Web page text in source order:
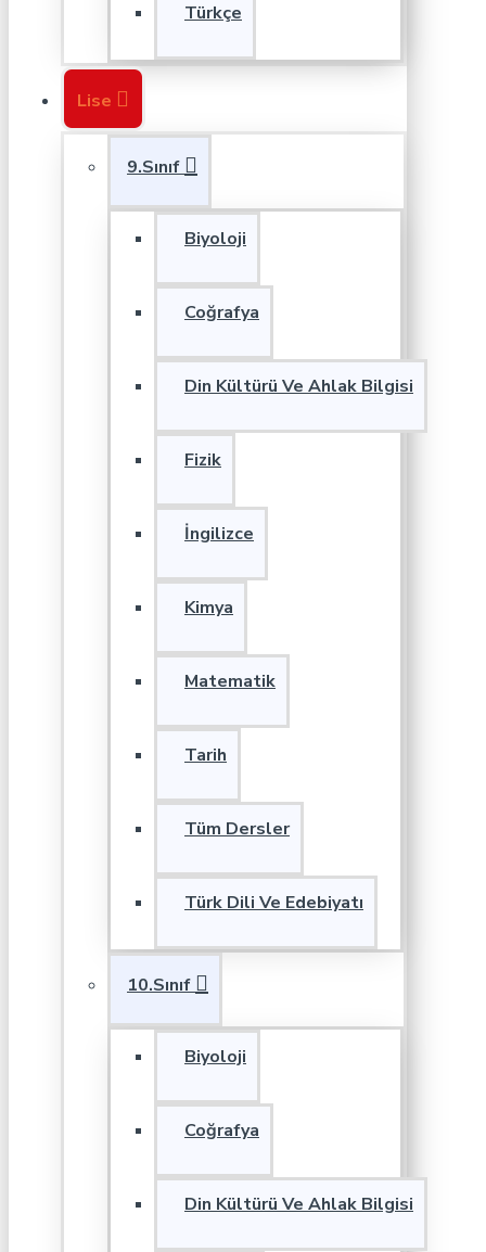
Türkçe
Lise
9.Sınıf
Biyoloji
Coğrafya
Din Kültürü Ve Ahlak Bilgisi
Fizik
İngilizce
Kimya
Matematik
Tarih
Tüm Dersler
Türk Dili Ve Edebiyatı
10.Sınıf
Biyoloji
Coğrafya
Din Kültürü Ve Ahlak Bilgisi